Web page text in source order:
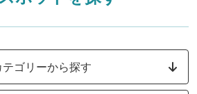
テゴリーから探す